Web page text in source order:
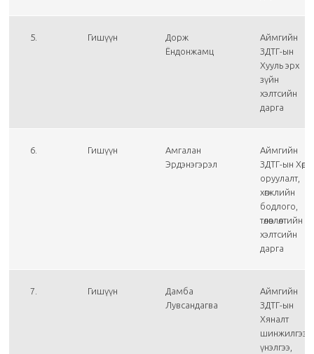
5. Гишүүн
Дорж
Ёндонжамц
Аймгийн
ЗДТГ-ын
Хууль эрх
зүйн
хэлтсийн
дарга
6. Гишүүн
Амгалан
Эрдэнэгэрэл
Аймгийн
ЗДТГ-ын
оруулалт,
хөгжлийн
бодлого,
төлөвлөлтийн
хэлтсийн
дарга
7. Гишүүн
Дамба
Лувсандагва
Аймгийн
ЗДТГ-ын
Хяналт
шинжилгээ
үнэлгээ,